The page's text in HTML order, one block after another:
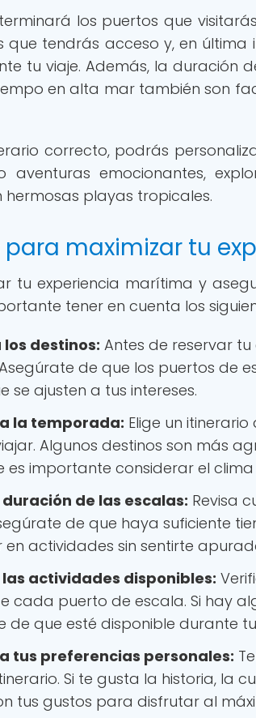
los puertos que
que tendrás acceso y, en
tu viaje. Además, la duración
en alta mar también son
correcto, podrás
aventuras emocionantes,
hermosas playas tropicales.
para maximizar tu
tu experiencia marítima y
tener en cuenta los
destinos: Antes de reservar tu
de que los puertos de
se ajusten a tus intereses.
la temporada: Elige un
Algunos destinos son más
es importante considerar el
duración de las escalas: Revisa
de que haya suficiente
actividades sin sentirte
actividades disponibles:
cada puerto de escala. Si hay
de que esté disponible durante
tus preferencias personales:
Si te gusta la historia, la
tus gustos para disfrutar al